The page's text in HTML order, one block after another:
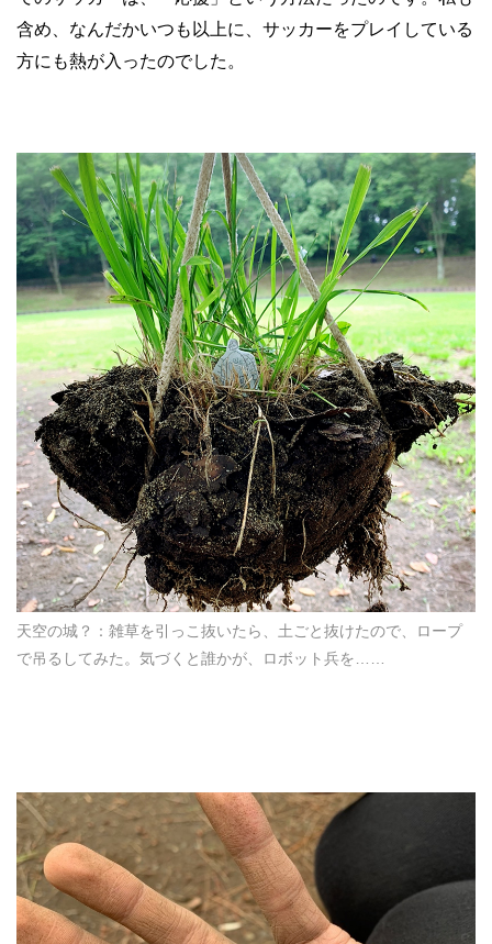
含め、なんだかいつも以上に、サッカーをプレイしている
方にも熱が入ったのでした。
天空の城？：雑草を引っこ抜いたら、土ごと抜けたので、ロープ
で吊るしてみた。気づくと誰かが、ロボット兵を……